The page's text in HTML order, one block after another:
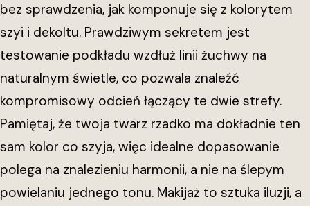
bez sprawdzenia, jak komponuje się z kolorytem
szyi i dekoltu. Prawdziwym sekretem jest
testowanie podkładu wzdłuż linii żuchwy na
naturalnym świetle, co pozwala znaleźć
kompromisowy odcień łączący te dwie strefy.
Pamiętaj, że twoja twarz rzadko ma dokładnie ten
sam kolor co szyja, więc idealne dopasowanie
polega na znalezieniu harmonii, a nie na ślepym
powielaniu jednego tonu. Makijaż to sztuka iluzji, a